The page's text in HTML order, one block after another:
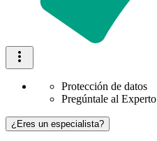
Protección de datos
Pregúntale al Experto
¿Eres un especialista?